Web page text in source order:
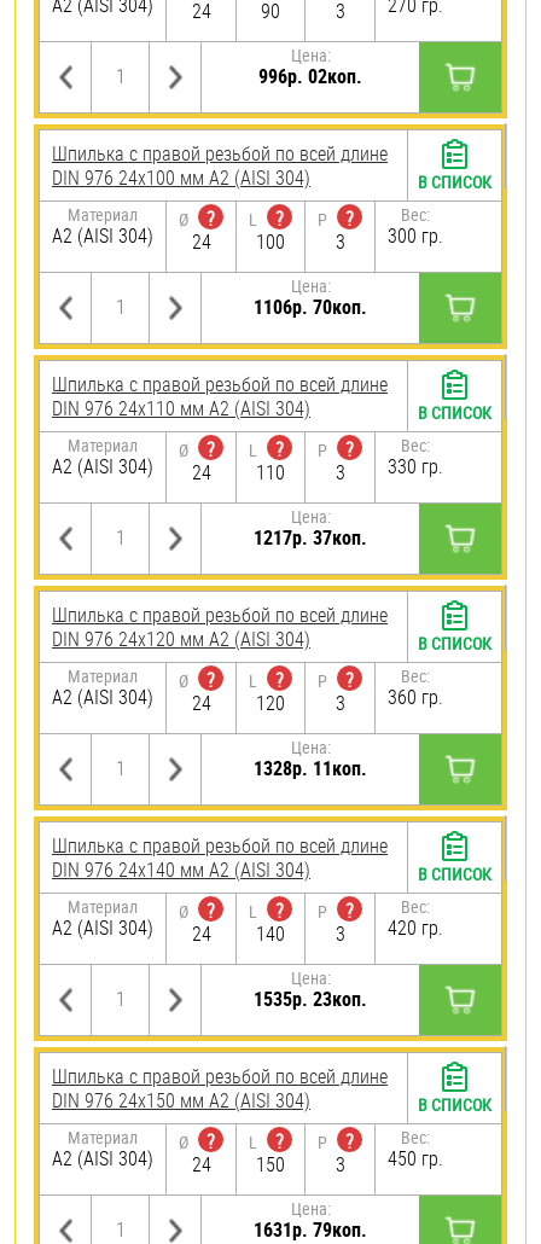
24
90
3
Цена:
996р. 02коп.
Шпилька с правой резьбой по всей длине
DIN 976 24х100 мм А2 (AISI 304)
Материал
А2 (AISI 304)
Ø
?
24
L
?
100
P
?
3
Вес:
300 гр.
Цена:
1106р. 70коп.
В СПИСОК
Шпилька с правой резьбой по всей длине
DIN 976 24х110 мм А2 (AISI 304)
Материал
А2 (AISI 304)
Ø
?
24
L
?
110
P
?
3
Вес:
330 гр.
Цена:
1217р. 37коп.
В СПИСОК
Шпилька с правой резьбой по всей длине
DIN 976 24х120 мм А2 (AISI 304)
Материал
А2 (AISI 304)
Ø
?
24
L
?
120
P
?
3
Вес:
360 гр.
Цена:
1328р. 11коп.
В СПИСОК
Шпилька с правой резьбой по всей длине
DIN 976 24х140 мм А2 (AISI 304)
Материал
А2 (AISI 304)
Ø
?
24
L
?
140
P
?
3
Вес:
420 гр.
Цена:
1535р. 23коп.
В СПИСОК
Шпилька с правой резьбой по всей длине
DIN 976 24х150 мм А2 (AISI 304)
Материал
А2 (AISI 304)
Ø
?
24
L
?
150
P
?
3
Вес:
450 гр.
Цена:
1631р. 79коп.
В СПИСОК